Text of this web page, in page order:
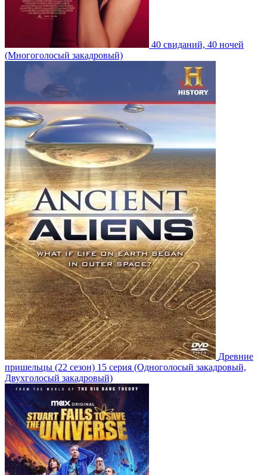
40 свиданий, 40 ночей
(Многоголосый закадровый)
Древние
пришельцы (22 сезон) 15 серия (Одноголосый закадровый,
Двухголосый закадровый)